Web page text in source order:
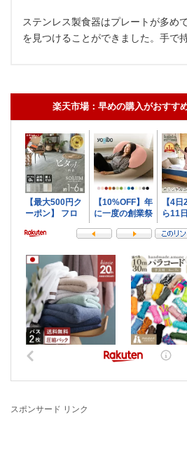
ステンレス製食器はプレートが多め
を見つけることができました。手で
楽天市場：早めの購入がおすす
スポンサード リンク